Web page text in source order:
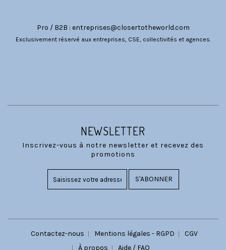
Pro / B2B : entreprises@closertotheworld.com
Exclusivement réservé aux entreprises, CSE, collectivités et agences.
NEWSLETTER
Inscrivez-vous à notre newsletter et recevez des
promotions
S'ABONNER
Contactez-nous Mentions légales - RGPD
CGV
À propos
Aide / FAQ